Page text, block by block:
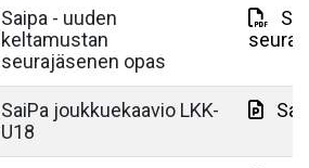
Saipa - uuden
keltamustan
seurajäsenen opas
SaiPa joukkuekaavio LKK-
U18